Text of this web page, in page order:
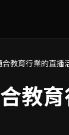
教育行業的直播
教